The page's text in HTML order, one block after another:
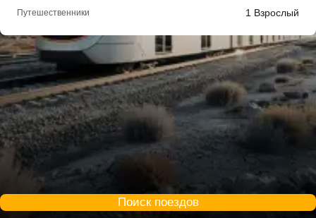
Путешественники 1 Взрослый
Поиск поездов